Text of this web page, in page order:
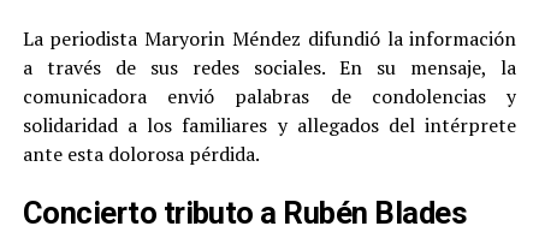
La periodista Maryorin Méndez difundió la información
a través de sus redes sociales. En su mensaje, la
comunicadora envió palabras de condolencias y
solidaridad a los familiares y allegados del intérprete
ante esta dolorosa pérdida.
Concierto tributo a Rubén Blades